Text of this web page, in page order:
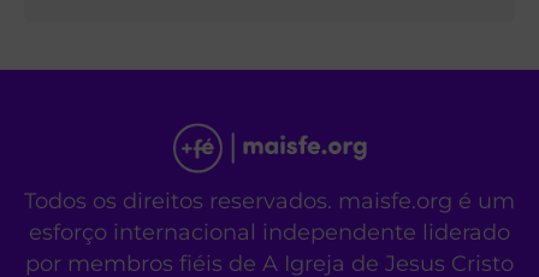
Todos os direitos reservados. maisfe.org é um
esforço internacional independente liderado
por membros fiéis de A Igreja de Jesus Cristo